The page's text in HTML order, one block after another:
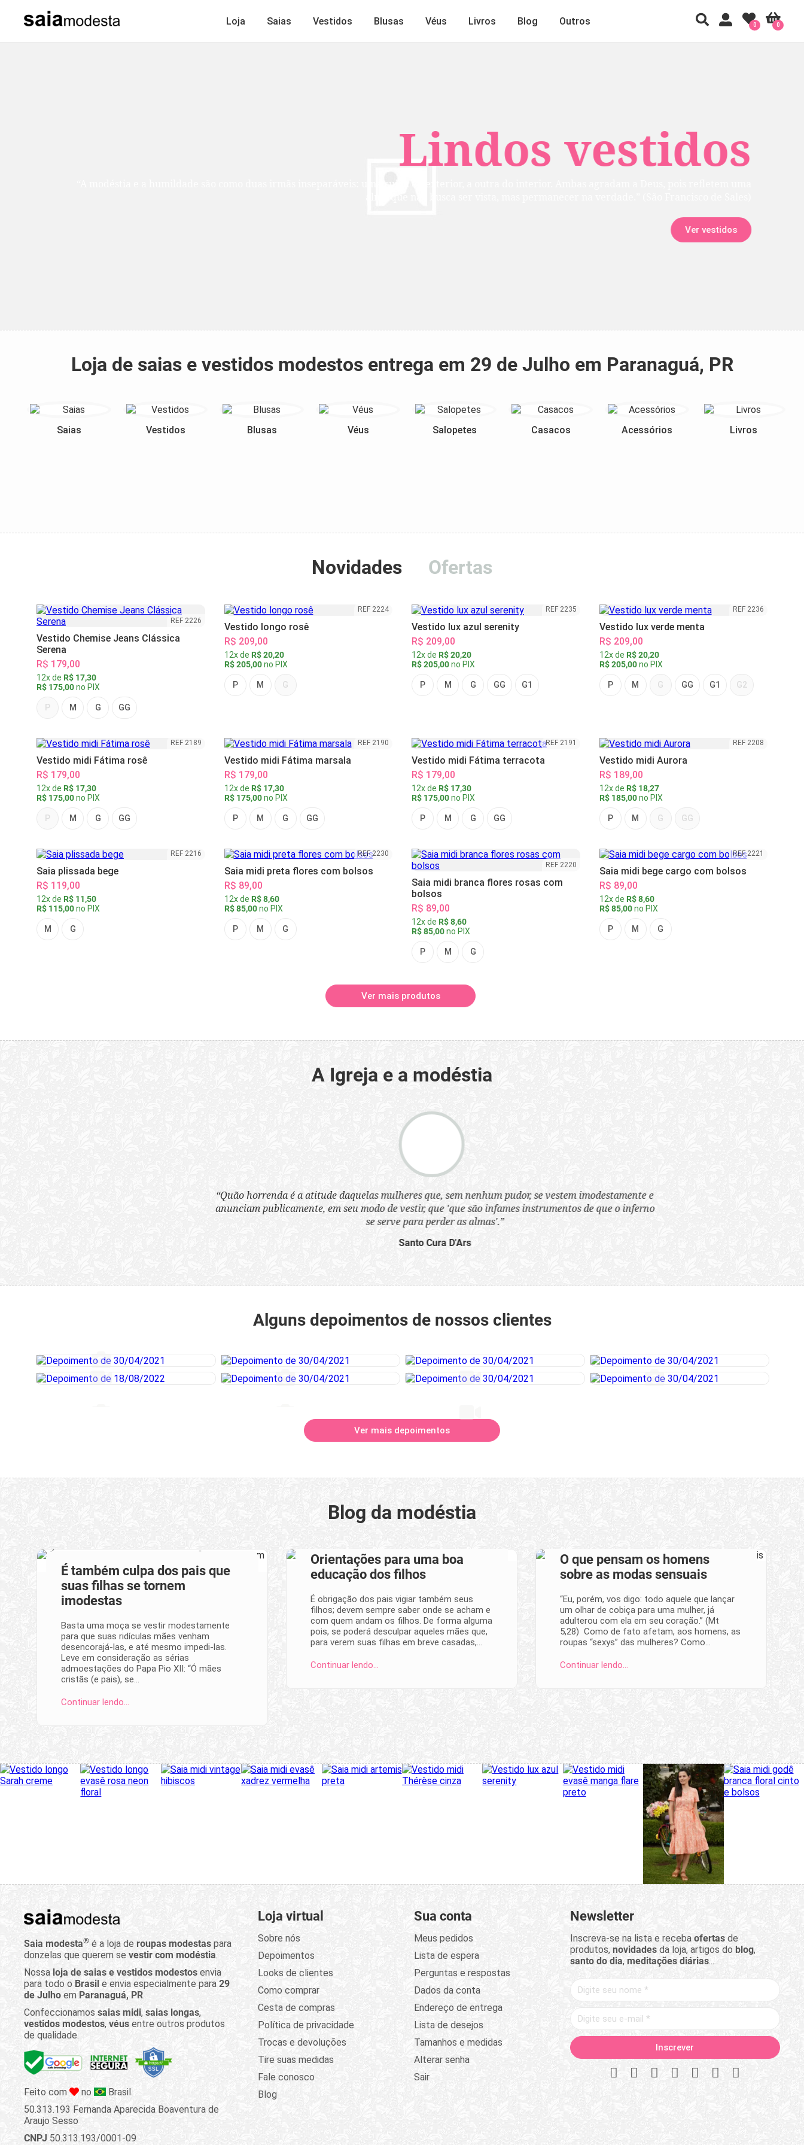
Lindos vestidos
Ver vestidos
Loja Saias Vestidos Blusas Véus Livros Blog Outros 0
0
Loja de saias e vestidos modestos entrega em 29 de Julho em Paranaguá, PR
Saias Vestidos Blusas Véus Salopetes Casacos Acessórios Livros
Novidades Ofertas
REF 2226
Vestido Chemise Jeans Clássica
Serena
R$ 179,00
12x de R$ 17,30
R$ 175,00no PIX
P M G GG
REF 2224
Vestido longo rosê
R$ 209,00
12x de R$ 20,20
R$ 205,00no PIX
P M G
REF 2235
Vestido lux azul serenity
R$ 209,00
12x de R$ 20,20
R$ 205,00no PIX
P M G GG G1
REF 2236
Vestido lux verde menta
R$ 209,00
12x de R$ 20,20
R$ 205,00no PIX
P M G GG G1 G2
REF 2189
Vestido midi Fátima rosê
R$ 179,00
12x de R$ 17,30
R$ 175,00no PIX
P M G GG
REF 2190
Vestido midi Fátima marsala
R$ 179,00
12x de R$ 17,30
R$ 175,00no PIX
P M G GG
REF 2191
Vestido midi Fátima terracota
R$ 179,00
12x de R$ 17,30
R$ 175,00no PIX
P M G GG
REF 2208
Vestido midi Aurora
R$ 189,00
12x de R$ 18,27
R$ 185,00no PIX
P M G GG
REF 2216
Saia plissada bege
R$ 119,00
12x de R$ 11,50
R$ 115,00no PIX
M G
REF 2230
Saia midi preta flores com bolsos
R$ 89,00
12x de R$ 8,60
R$ 85,00no PIX
P M G
REF 2220
Saia midi branca flores rosas com
bolsos
R$ 89,00
12x de R$ 8,60
R$ 85,00no PIX
P M G
REF 2221
Saia midi bege cargo com bolsos
R$ 89,00
12x de R$ 8,60
R$ 85,00no PIX
P M G
Ver mais produtos
A Igreja e a modéstia
“Quão horrenda é a atitude daquelas mulheres que, sem nenhum pudor, se vestem imodestamente e
anunciam publicamente, em seu modo de vestir, que 'que são infames instrumentos de que o inferno
se serve para perder as almas'.”
Santo Cura D'Ars
Alguns depoimentos de nossos clientes
Ver mais depoimentos
Blog da modéstia
É também culpa dos pais que
suas filhas se tornem
imodestas
Basta uma moça se vestir modestamente
para que suas ridículas mães venham
desencorajá-las, e até mesmo impedi-las.
Leve em consideração as sérias
admoestações do Papa Pio XII: “Ó mães
cristãs (e pais), se…
Continuar lendo…
Orientações para uma boa
educação dos filhos
É obrigação dos pais vigiar também seus
filhos; devem sempre saber onde se acham e
com quem andam os filhos. De forma alguma
pois, se poderá desculpar aqueles mães que,
para verem suas filhas em breve casadas,…
Continuar lendo…
O que pensam os homens
sobre as modas sensuais
“Eu, porém, vos digo: todo aquele que lançar
um olhar de cobiça para uma mulher, já
adulterou com ela em seu coração.” (Mt
5,28) Como de fato afetam, aos homens, as
roupas “sexys” das mulheres? Como…
Continuar lendo…
Saia modesta® é a loja de roupas modestas para
donzelas que querem se vestir com modéstia.
Nossa loja de saias e vestidos modestos envia
para todo o Brasil e envia especialmente para 29
de Julho em Paranaguá, PR.
Confeccionamos saias midi, saias longas,
vestidos modestos, véus entre outros produtos
de qualidade.
Feito com no
Brasil.
50.313.193 Fernanda Aparecida Boaventura de
Araujo Sesso
CNPJ 50.313.193/0001-09
Loja virtual
Sobre nós
Depoimentos
Looks de clientes
Como comprar
Cesta de compras
Política de privacidade
Trocas e devoluções
Tire suas medidas
Fale conosco
Blog
Sua conta
Meus pedidos
Lista de espera
Perguntas e respostas
Dados da conta
Endereço de entrega
Lista de desejos
Tamanhos e medidas
Alterar senha
Sair
Newsletter
Inscreva-se na lista e receba ofertasde
produtos, novidadesda loja, artigos do blog,
santo do dia, meditações diárias...